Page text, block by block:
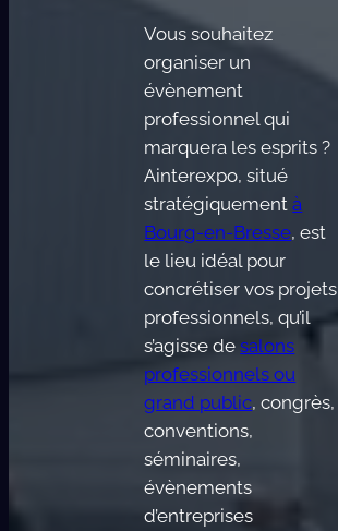
Vous souhaitez
organiser un
évènement
professionnel qui
marquera les esprits ?
Ainterexpo, situé
stratégiquementà
Bourg-en-Bresse, est
le lieu idéal pour
concrétiser vos projets
professionnels, qu’il
s’agisse desalons
professionnels ou
grand public, congrès,
conventions,
séminaires,
évènements
d’entreprises